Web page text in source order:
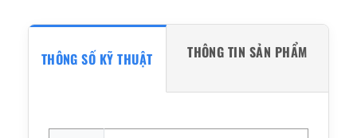
THÔNG SỐ KỸ THUẬT THÔNG TIN SẢN PHẨM